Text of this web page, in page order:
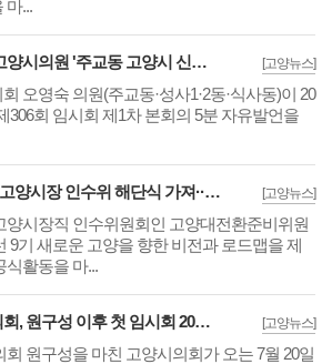
마...
[고양뉴스]
오영숙 고양시의원 '주교동 고양시 신청사 원안 건립 미룰 수 없는 과제' 추진 촉구
오영숙 의원(주교동·성사1·2동·식사동)이 20
306회 임시회 제1차 본회의 5분 자유발언을
[고양뉴스]
민선9기 고양시장 인수위 해단식 가져··'6대 고양시정 비전 및 24대 전략' 전달
양시장직 인수위원회인 고양대전환준비위원
9기 새로운 고양을 향한 비전과 로드맵을 제
식활동을 마...
[고양뉴스]
고양시의회, 원구성 이후 첫 임시회 20일 개회··업무보고 시작으로 의정활동 돌입
회 원구성을 마친 고양시의회가 오는 7월 20일